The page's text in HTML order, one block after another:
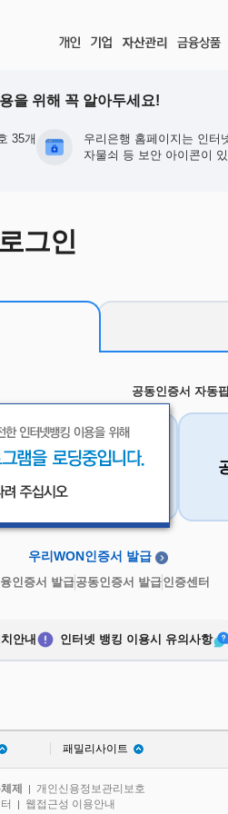
을 위해 꼭 알아두세요!
35개
우리은행 홈페이지는 인터
자물쇠 등 보안 아이콘이
그인
공동인증서 자동
금융인증서
우리WON인증서 발급
인증서 발급공동인증서 발급인증센터
안내 인터넷 뱅킹 이용시 유의사항
패밀리사이트
제 | 개인신용정보관리보호
| 웹접근성 이용안내